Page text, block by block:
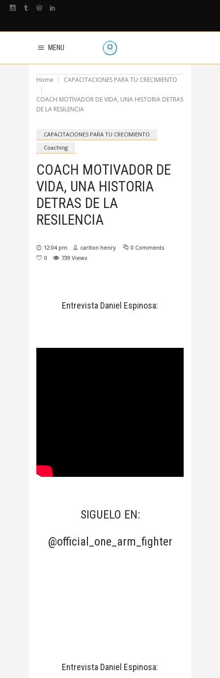
MENU
Home CAPACITACIONES PARA TU CRECIMIENTO
COACH MOTIVADOR DE VIDA, UNA HISTORIA DETRAS
DE LA RESILENCIA
CAPACITACIONES PARA TU CRECIMIENTO
Coaching
COACH MOTIVADOR DE
VIDA, UNA HISTORIA
DETRAS DE LA
RESILENCIA
12:04 pm carlton henry
0 Comments
0
739 Views
Entrevista Daniel Espinosa:
SIGUELO EN:
@official_one_arm_fighter
Entrevista Daniel Espinosa: